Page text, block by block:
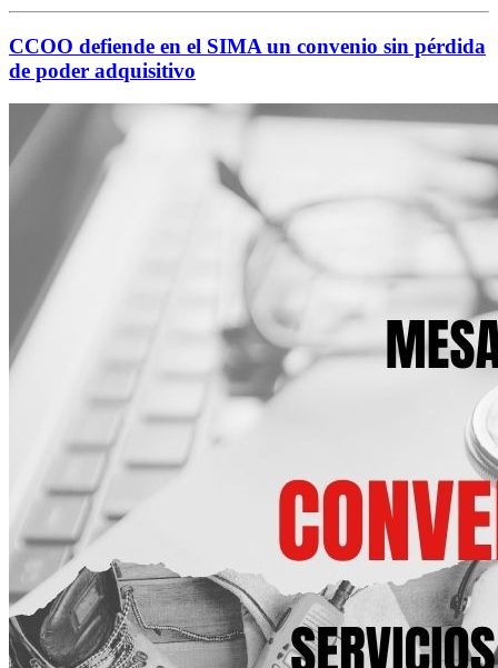
CCOO defiende en el SIMA un convenio sin pérdida
de poder adquisitivo